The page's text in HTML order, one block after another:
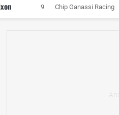
9 Chip Ganassi Racing